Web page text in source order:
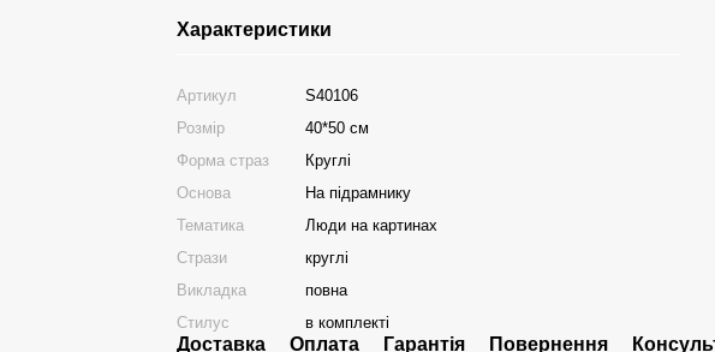
Характеристики
Артикул
S40106
Розмір
40*50 см
Форма страз
Круглі
Основа
На підрамнику
Тематика
Люди на картинах
Стрази
круглі
Викладка
повна
Стилус
в комплекті
Доставка Оплата Гарантія Повернення